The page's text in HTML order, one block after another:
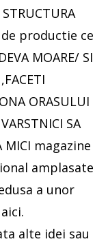
de productie ce
MOARE/ SI
ORASULUI
SA
MICI magazine
amplasate
a unor
alte idei sau